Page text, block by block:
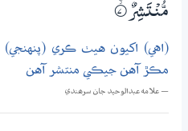
مُّنْتَشِرٌ 7‏۝ۙ
(اهي) اکيون هيٺ ڪري (پنهنجي)
مڪڙ آهن جيڪي منتشر آهن
— علامه عبدالوحيد جان سرھندي